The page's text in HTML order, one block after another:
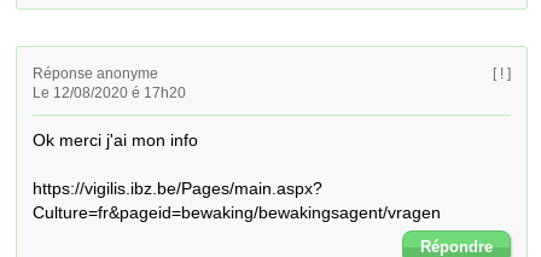
Réponse anonyme
Le 12/08/2020 é 17h20
[ ! ]
Ok merci j'ai mon info
https://vigilis.ibz.be/Pages/main.aspx?
Culture=fr&pageid=bewaking/bewakingsagent/vragen
Répondre